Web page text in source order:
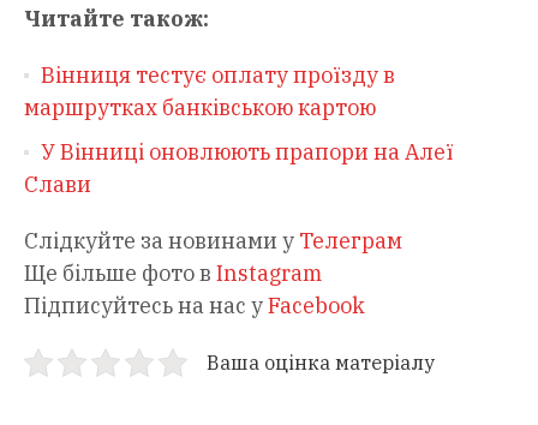
Читайте також:
Вінниця тестує оплату проїзду в
маршрутках банківською картою
У Вінниці оновлюють прапори на Алеї
Слави
Слідкуйте за новинами у Телеграм
Ще більше фото в Instagram
Підписуйтесь на нас уFacebook
Ваша оцінка матеріалу